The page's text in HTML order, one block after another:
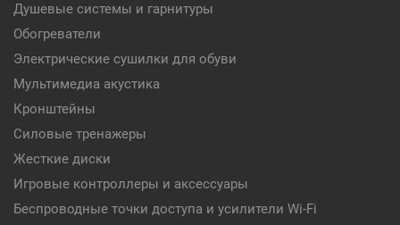
Душевые системы и гарнитуры
Обогреватели
Электрические сушилки для обуви
Мультимедиа акустика
Кронштейны
Силовые тренажеры
Жесткие диски
Игровые контроллеры и аксессуары
Беспроводные точки доступа и усилители Wi-Fi